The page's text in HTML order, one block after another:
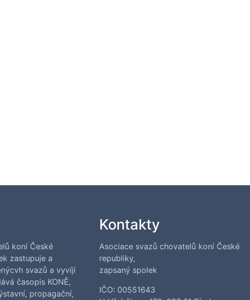
koní České
zastupuje a
svazů a vyvíjí
časopis KONĚ,
propagační,
Kontakty
Asociace svazů chovatelů koní České
republiky,
zapsaný spolek
IČO: 00551643